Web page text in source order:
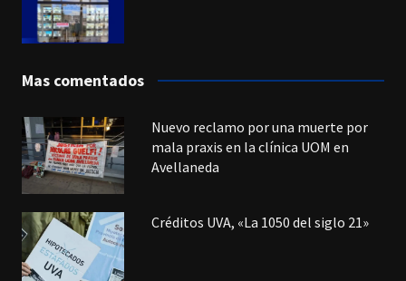
Mas comentados
Nuevo reclamo por una muerte por
mala praxis en la clínica UOM en
Avellaneda
Créditos UVA, «La 1050 del siglo 21»